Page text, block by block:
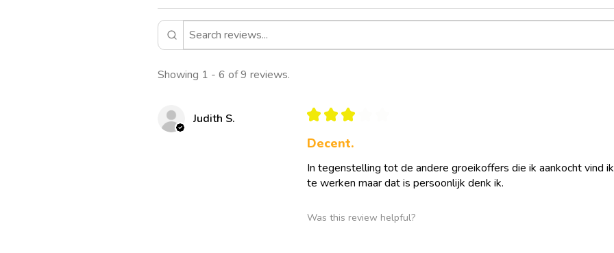
Showing 1 - 6 of 9 reviews.
Judith S. ★ ★ ★
Decent.
In tegenstelling tot de andere groeikoffers die ik aankocht vind
te werken maar dat is persoonlijk denk ik.
Was this review helpful?